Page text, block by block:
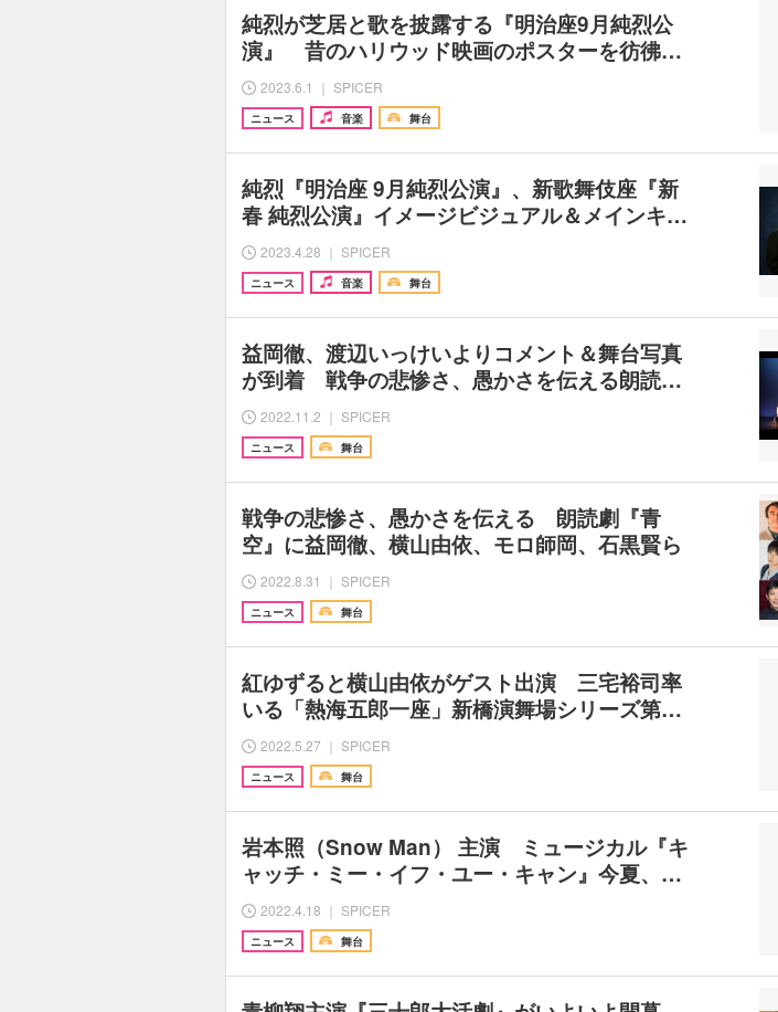
純烈が芝居と歌を披露する『明治座9月純烈公
演』 昔のハリウッド映画のポスターを彷彿…
2023.6.1 ｜ SPICER
ニュース 音楽 舞台
純烈『明治座 9月純烈公演』、新歌舞伎座『新
春 純烈公演』イメージビジュアル＆メインキ…
2023.4.28 ｜ SPICER
ニュース 音楽 舞台
益岡徹、渡辺いっけいよりコメント＆舞台写真
が到着 戦争の悲惨さ、愚かさを伝える朗読…
2022.11.2 ｜ SPICER
ニュース 舞台
戦争の悲惨さ、愚かさを伝える 朗読劇『青
空』に益岡徹、横山由依、モロ師岡、石黒賢ら
2022.8.31 ｜ SPICER
ニュース 舞台
紅ゆずると横山由依がゲスト出演 三宅裕司率
いる「熱海五郎一座」新橋演舞場シリーズ第…
2022.5.27 ｜ SPICER
ニュース 舞台
岩本照（Snow Man） 主演 ミュージカル『キ
ャッチ・ミー・イフ・ユー・キャン』今夏、…
2022.4.18 ｜ SPICER
ニュース 舞台